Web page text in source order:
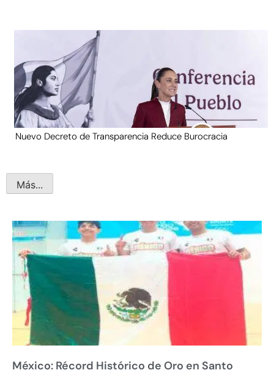
Nuevo Decreto de Transparencia Reduce Burocracia
Más...
México: Récord Histórico de Oro en Santo